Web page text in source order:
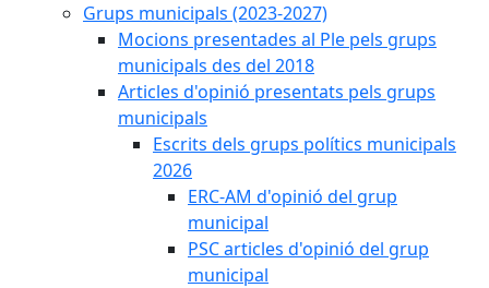
Grups municipals (2023-2027)
Mocions presentades al Ple pels grups
municipals des del 2018
Articles d'opinió presentats pels grups
municipals
Escrits dels grups polítics municipals
2026
ERC-AM d'opinió del grup
municipal
PSC articles d'opinió del grup
municipal